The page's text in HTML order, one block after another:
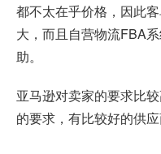
都不太在乎价格，因此
大，而且自营物流FBA
助。
亚马逊对卖家的要求比
的要求，有比较好的供应